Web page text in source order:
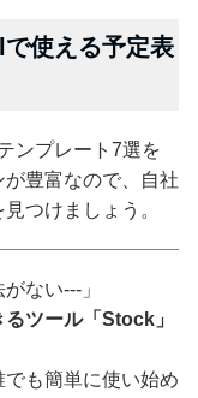
で使える予定表
ンプレート7選を
豊富なので、自社
つけましょう。
ない---」
ツール「Stock」
も簡単に使い始め